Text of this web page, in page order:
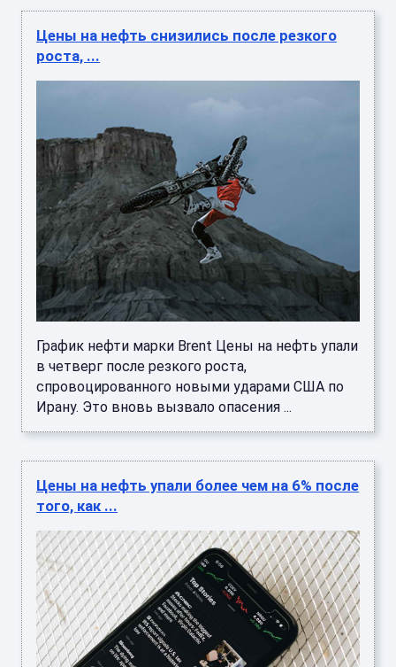
Цены на нефть снизились после резкого
роста, ...
График нефти марки Brent Цены на нефть упали
в четверг после резкого роста,
спровоцированного новыми ударами США по
Ирану. Это вновь вызвало опасения ...
Цены на нефть упали более чем на 6% после
того, как ...